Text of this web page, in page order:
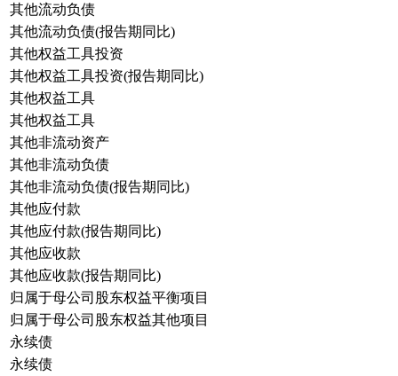
其他流动负债
其他流动负债(报告期同比)
其他权益工具投资
其他权益工具投资(报告期同比)
其他权益工具
其他权益工具
其他非流动资产
其他非流动负债
其他非流动负债(报告期同比)
其他应付款
其他应付款(报告期同比)
其他应收款
其他应收款(报告期同比)
归属于母公司股东权益平衡项目
归属于母公司股东权益其他项目
永续债
永续债